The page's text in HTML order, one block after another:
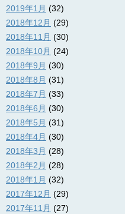
2019年1月 (32)
2018年12月 (29)
2018年11月 (30)
2018年10月 (24)
2018年9月 (30)
2018年8月 (31)
2018年7月 (33)
2018年6月 (30)
2018年5月 (31)
2018年4月 (30)
2018年3月 (28)
2018年2月 (28)
2018年1月 (32)
2017年12月 (29)
2017年11月 (27)